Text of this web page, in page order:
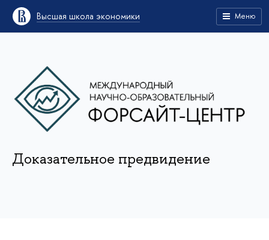
Высшая школа экономики Меню
Доказательное предвидение